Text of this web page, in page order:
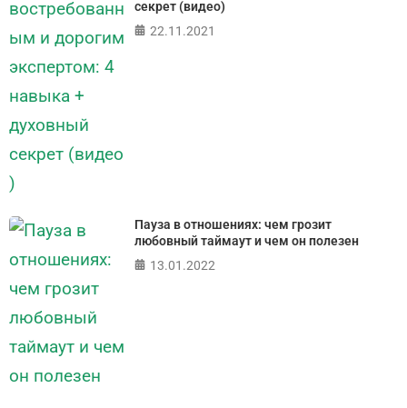
секрет (видео)
22.11.2021
Пауза в отношениях: чем грозит
любовный таймаут и чем он полезен
13.01.2022